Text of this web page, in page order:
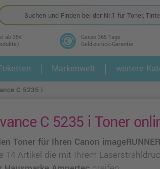
ab 35€¹
Ganze 365 Tage
Geld-zurück-Garantie
2.
Markenwelt weitere
C 5235 i
C 5235 i Toner
Toner für Ihren Canon
Artikel die mit Ihrem